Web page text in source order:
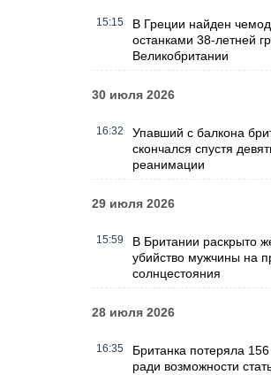
15:15
В Греции найден
останками 38-летней
Великобритании
30 июля 2026
16:32
Упавший с балкона
скончался спустя
реанимации
29 июля 2026
15:59
В Британии раскрыто
убийство мужчины на
солнцестояния
28 июля 2026
16:35
Британка потеряла
ради возможности